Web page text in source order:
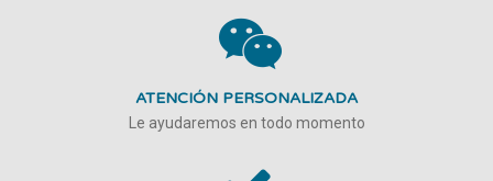
ATENCIÓN PERSONALIZADA
Le ayudaremos en todo momento